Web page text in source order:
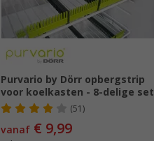
Purvario by Dörr opbergstrip
voor koelkasten - 8-delige set
(51)
vanaf € 9,99